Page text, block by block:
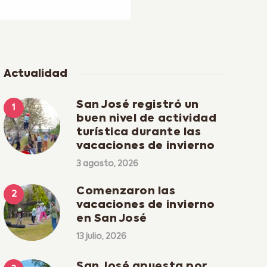
Actualidad
San José registró un
buen nivel de actividad
turística durante las
vacaciones de invierno
3 agosto, 2026
Comenzaron las
vacaciones de invierno
en San José
13 julio, 2026